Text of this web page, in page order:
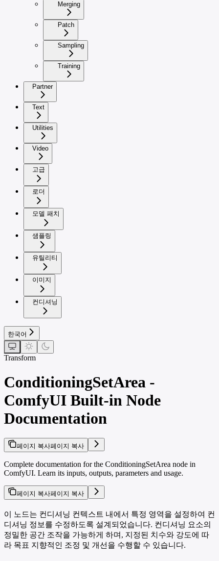
Merging
Patch
Sampling
Training
Partner
Text
Utilities
Video
고급
로더
모델 패치
샘플링
유틸리티
이미지
컨디셔닝
한국어
Transform
ConditioningSetArea -
ComfyUI Built-in Node
Documentation
페이지 복사페이지 복사
Complete documentation for the ConditioningSetArea node in
ComfyUI. Learn its inputs, outputs, parameters and usage.
페이지 복사페이지 복사
이 노드는 컨디셔닝 컨텍스트 내에서 특정 영역을 설정하여 컨
디셔닝 정보를 수정하도록 설계되었습니다. 컨디셔닝 요소의
정밀한 공간 조작을 가능하게 하며, 지정된 치수와 강도에 따
라 목표 지향적인 조정 및 개선을 수행할 수 있습니다.